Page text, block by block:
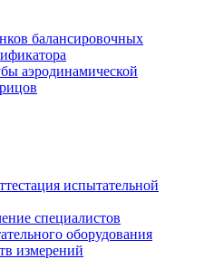
балансировочных
аэродинамической
испытательной
специалистов
оборудования
измерений